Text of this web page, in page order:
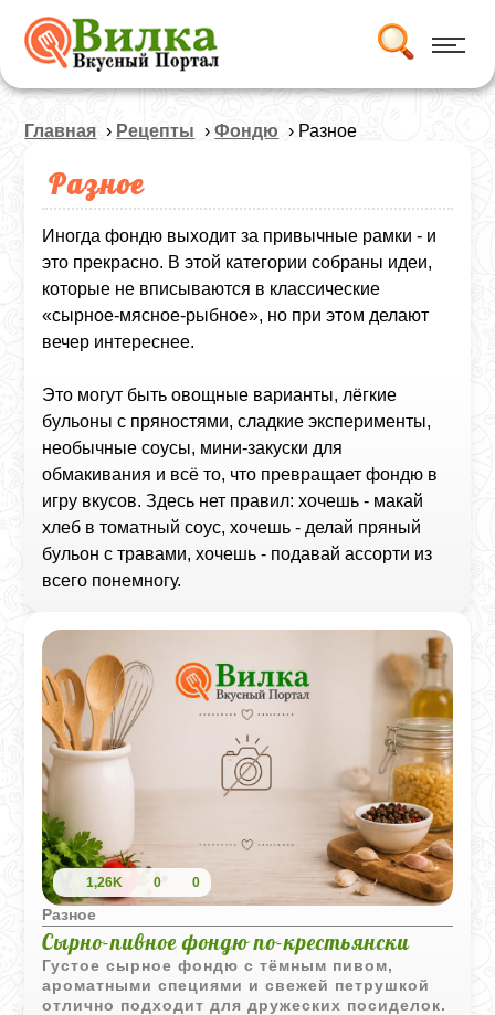
Главная › Рецепты ›Фондю › Разное
Разное
Иногда фондю выходит за привычные рамки - и
это прекрасно. В этой категории собраны идеи,
которые не вписываются в классические
«сырное‑мясное‑рыбное», но при этом делают
вечер интереснее.
Это могут быть овощные варианты, лёгкие
бульоны с пряностями, сладкие эксперименты,
необычные соусы, мини‑закуски для
обмакивания и всё то, что превращает фондю в
игру вкусов. Здесь нет правил: хочешь - макай
хлеб в томатный соус, хочешь - делай пряный
бульон с травами, хочешь - подавай ассорти из
всего понемногу.
1,26K 0 0
Разное
Сырно-пивное фондю по-крестьянски
Густое сырное фондю с тёмным пивом,
ароматными специями и свежей петрушкой
отлично подходит для дружеских посиделок.